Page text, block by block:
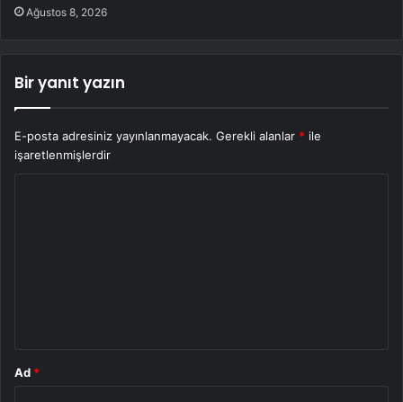
Ağustos 8, 2026
Bir yanıt yazın
E-posta adresiniz yayınlanmayacak. Gerekli alanlar * ile
işaretlenmişlerdir
Ad *